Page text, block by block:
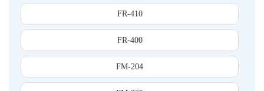
FR-410
FR-400
FM-204